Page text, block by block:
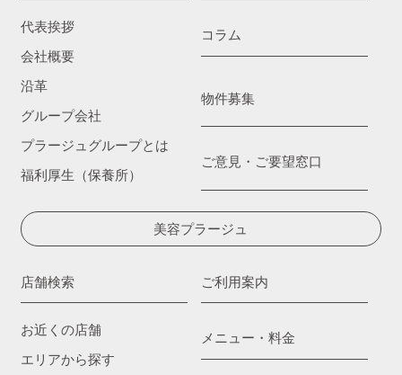
代表挨拶
会社概要
沿革
グループ会社
プラージュグループとは
福利厚生（保養所）
コラム
物件募集
ご意見・ご要望窓口
美容プラージュ
店舗検索
お近くの店舗
エリアから探す
ご利用案内
メニュー・料金